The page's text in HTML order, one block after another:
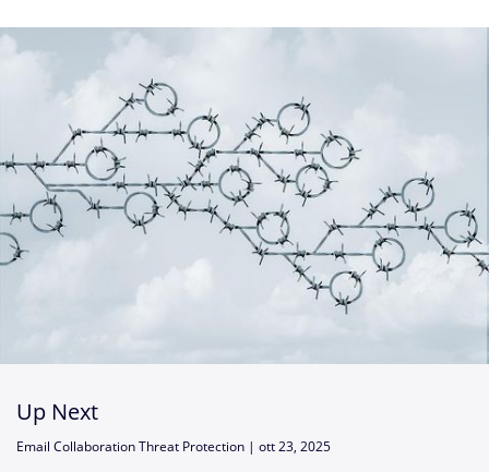
Up Next
Email Collaboration Threat Protection | ott 23, 2025